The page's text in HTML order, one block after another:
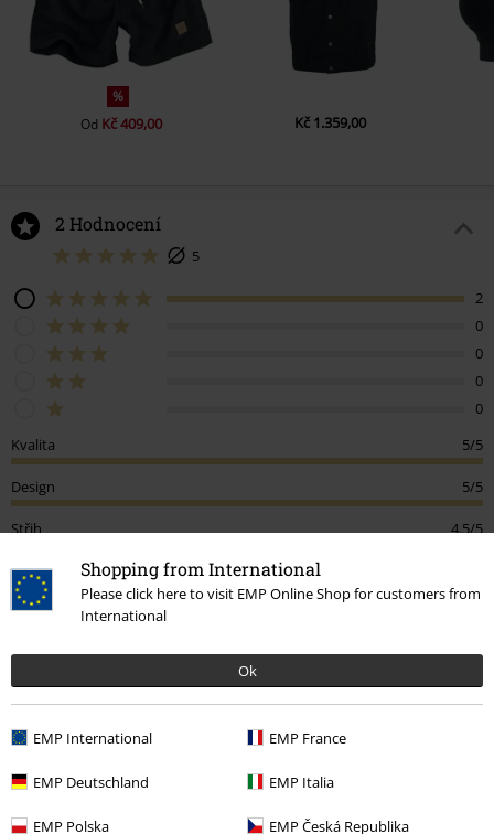
Shopping from International
Please click here to visit EMP Online Shop for customers from
International
Ok
EMP International EMP France
EMP Deutschland EMP Italia
EMP Polska EMP Česká Republika
%
Od Kč 409,00 Kč 1.359,00
2 Hodnocení
5
2
0
0
0
0
Kvalita
5/5
Design 5/5
Střih 4.5/5
Podělte se o váš názor "Sweatpants".
Napsat hodnocení